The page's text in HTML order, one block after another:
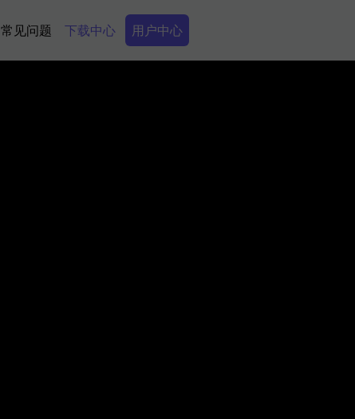
常见问题 下载中心 Secondary Menu
用户中心